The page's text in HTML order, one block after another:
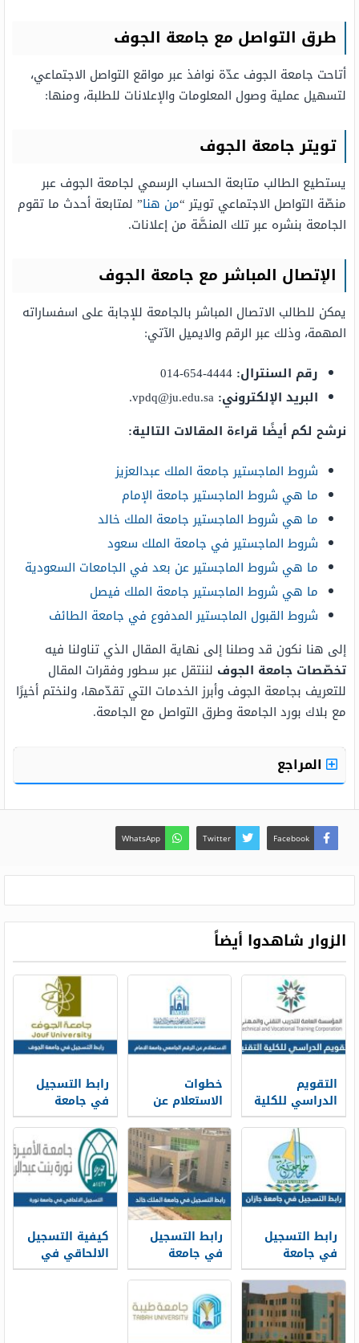
طرق التواصل مع جامعة الجوف
أتاحت جامعة الجوف عدّة نوافذ عبر مواقع التواصل الاجتماعي،
لتسهيل عملية وصول المعلومات والإعلانات للطلبة، ومنها:
تويتر جامعة الجوف
يستطيع الطالب متابعة الحساب الرسمي لجامعة الجوف عبر
منصّة التواصل الاجتماعي تويتر “من هنا” لمتابعة أحدث ما تقوم
الجامعة بنشره عبر تلك المنصَّة من إعلانات.
الإتصال المباشر مع جامعة الجوف
يمكن للطالب الاتصال المباشر بالجامعة للإجابة على اسفساراته
المهمة، وذلك عبر الرقم والايميل الآتي:
رقم السنترال:
البريد الإلكتروني: vpdq@ju.edu.sa
.
نرشح لكم أيضًا قراءة المقالات التالية:
شروط الماجستير جامعة الملك عبدالعزيز
ما هي شروط الماجستير جامعة الإمام
ما هي شروط الماجستير جامعة الملك خالد
شروط الماجستير في جامعة الملك سعود
ما هي شروط الماجستير عن بعد في الجامعات السعودية
ما هي شروط الماجستير جامعة الملك فيصل
شروط القبول الماجستير المدفوع في جامعة الطائف
إلى هنا نكون قد وصلنا إلى نهاية المقال الذي تناولنا فيه
تخصّصات جامعة الجوف لننتقل عبر سطور وفقرات المقال
للتعريف بجامعة الجوف وأبرز الخدمات التي تقدّمها، ولنختم أخيرًا
مع بلاك بورد الجامعة وطرق التواصل مع الجامعة.
المراجع
Facebook
Twitter
WhatsApp
الزوار شاهدوا أيضاً
التقويم
الدراسي للكلية
التقنية 1448
خطوات
الاستعلام عن
الرقم الجامعي
جامعة الامام
1448
رابط التسجيل
في جامعة
الجوف 1448
ومواعيد
وشروط
التسجيل
رابط التسجيل
في جامعة
جازان 1448
ومواعيد
التقديم
رابط التسجيل
في جامعة
الملك خالد 1448
كيفية التسجيل
الالحاقي في
جامعة نورة 1448